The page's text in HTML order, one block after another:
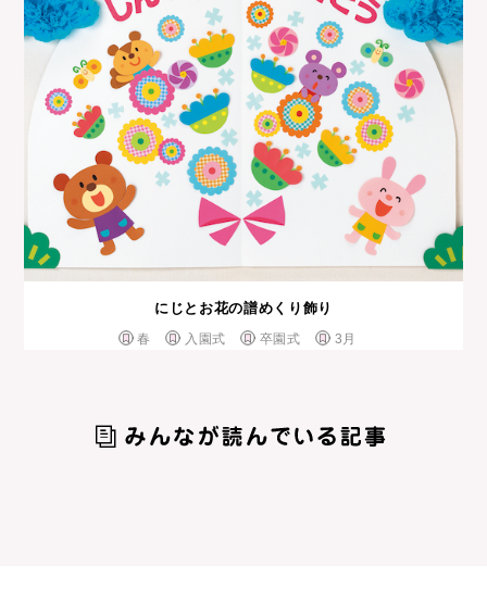
にじとお花の譜めくり飾り
春 入園式 卒園式 3月